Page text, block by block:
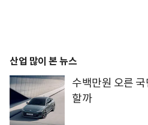
산업 많이 본 뉴스
수백만원 오른
할까